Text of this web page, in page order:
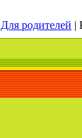
Для родителей |